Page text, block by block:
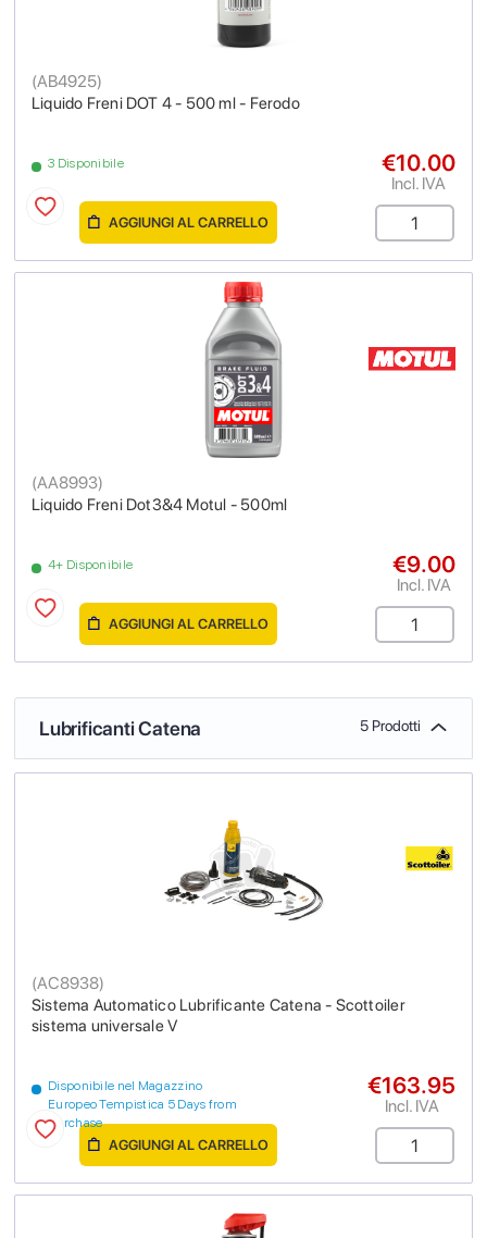
Liquido Freni DOT 4 - 500 ml - Ferodo
(AB4925)
3 Disponibile €10.00
Incl. IVA
AGGIUNGI AL CARRELLO
Liquido Freni Dot3&4 Motul - 500ml
(AA8993)
4+ Disponibile €9.00
Incl. IVA
AGGIUNGI AL CARRELLO
Lubrificanti Catena 5 Prodotti
Sistema Automatico Lubrificante Catena - Scottoiler
sistema universale V
(AC8938)
Disponibile nel Magazzino
Europeo Tempistica 5 Days from
purchase
€163.95
Incl. IVA
AGGIUNGI AL CARRELLO